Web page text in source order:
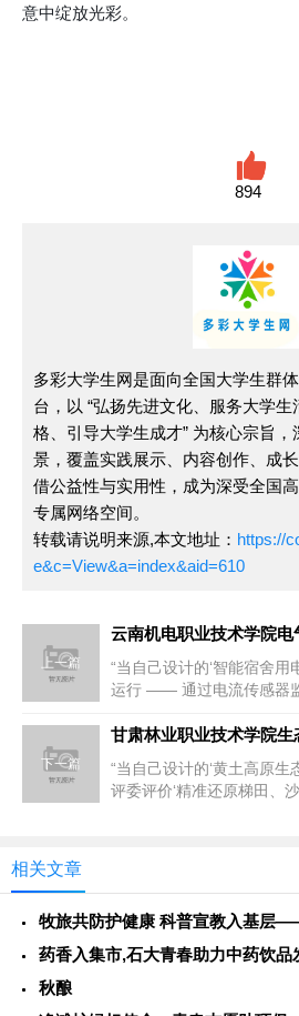
意中绽放光彩。
894
多彩大学生网是面向全国大学生群
台，以 “弘扬先进文化、服务大学生
格、引导大学生成才” 为核心宗旨，
景，覆盖实践展示、内容创作、成
借公益性与实用性，成为深受全国
专属网络空间。
转载请说明来源,本文地址： https://
e&c=View&a=index&aid=610
上一篇
“当自己设计的‘智能宿舍用
运行 —— 通过电流传感器
下一篇
“当自己设计的‘黄土高原生
评委评价‘精准还原梯田、
相关文章
药香入集市,石大青春助力中药饮品
秋酿